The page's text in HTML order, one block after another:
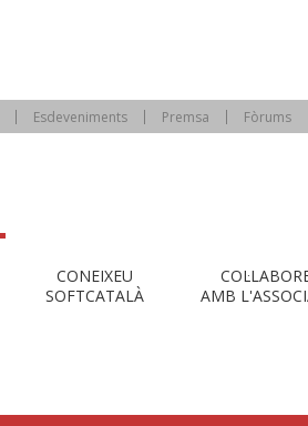
Esdeveniments Premsa Fòrums
CONEIXEU
SOFTCATALÀ
AMB